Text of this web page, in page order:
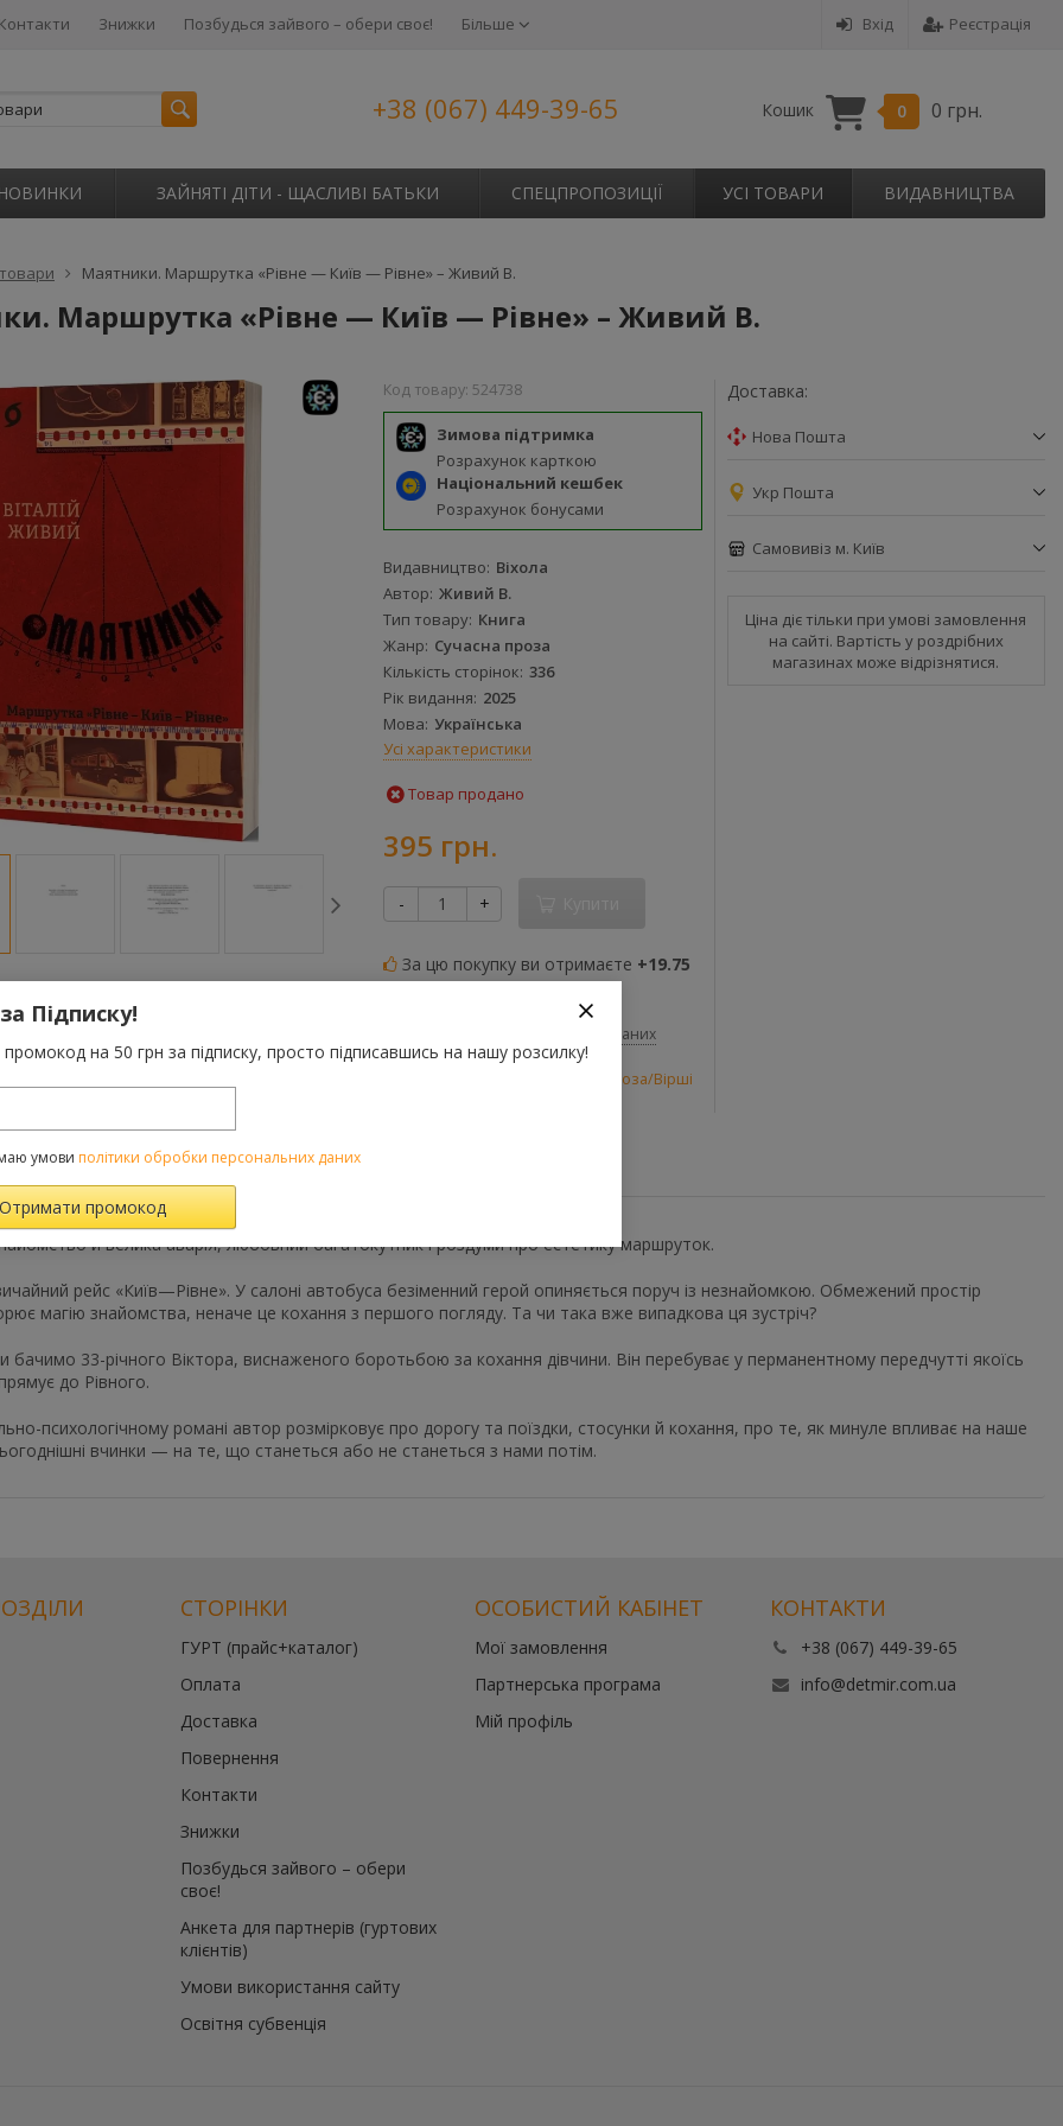
Вхід Реєстрація
Контакти Знижки Позбудься зайвого – обери своє! Більше
+38 (067) 449-39-65 Кошик 0 0 грн.
НОВИНКИ ЗАЙНЯТІ ДІТИ - ЩАСЛИВІ БАТЬКИ СПЕЦПРОПОЗИЦІЇ УСІ ТОВАРИ ВИДАВНИЦТВА
товари Маятники. Маршрутка «Рівне — Київ — Рівне» – Живий В.
Маршрутка «Рівне — Київ — Рівне» – Живий В.
Код товару: 524738
Зимова підтримка
Розрахунок карткою
Національний кешбек
Розрахунок бонусами
Видавництво Віхола
Автор Живий В.
Тип товару Книга
Жанр Сучасна проза
Кількість сторінок 336
Рік видання 2025
Мова Українська
Усі характеристики
Товар продано
395 грн.
- +
За цю покупку ви отримаєте +19.75
грн
До обраних
Сучасна проза/Вірші
Доставка:
Нова Пошта
Укр Пошта
Самовивіз м. Київ
Ціна діє тільки при умові замовлення
на сайті. Вартість у роздрібних
магазинах може відрізнятися.
Характеристики Відгуки
й велика аварія, любовний багатокутник і роздуми про естетику маршруток.
рейс «Київ—Рівне». У салоні автобуса безіменний герой опиняється поруч із незнайомкою. Обмежений простір
магію знайомства, неначе це кохання з першого погляду. Та чи така вже випадкова ця зустріч?
бачимо 33-річного Віктора, виснаженого боротьбою за кохання дівчини. Він перебуває у перманентному передчутті якоїсь
до Рівного.
психологічному романі автор розмірковує про дорогу та поїздки, стосунки й кохання, про те, як минуле впливає на наше
вчинки — на те, що станеться або не станеться з нами потім.
СТОРІНКИ
ГУРТ (прайс+каталог)
Оплата
Доставка
Повернення
Контакти
Знижки
Позбудься зайвого – обери
своє!
Анкета для партнерів (гуртових
клієнтів)
Умови використання сайту
Освітня субвенція
ОСОБИСТИЙ КАБІНЕТ
Мої замовлення
Партнерська програма
Мій профіль
КОНТАКТИ
+38 (067) 449-39-65
info@detmir.com.ua
Підписку!
на 50 грн за підписку, просто підписавшись на нашу розсилку!
умови політики обробки персональних даних